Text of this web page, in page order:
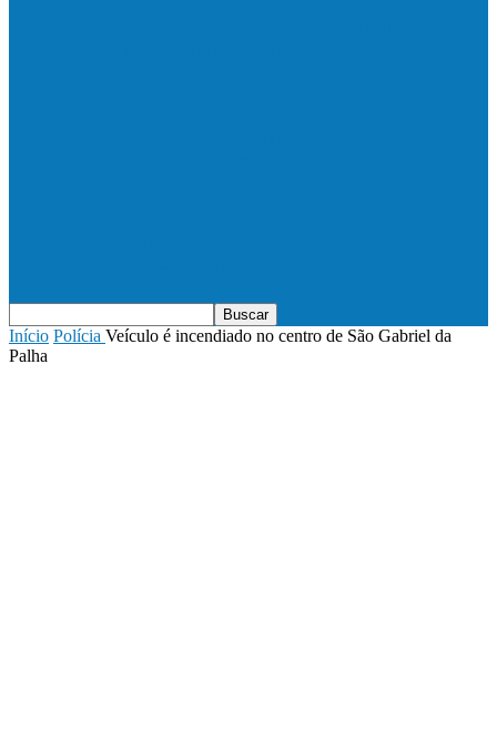
Início Polícia Veículo é incendiado no centro de São Gabriel da
Palha